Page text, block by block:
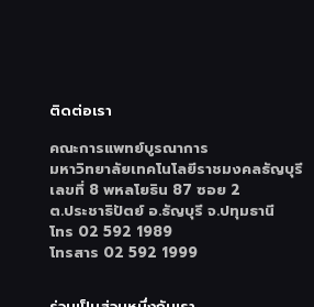
ติดต่อเรา
คณะการแพทย์บูรณาการ
มหาวิทยาลัยเทคโนโลยีราชมงคลธัญบุรี
เลขที่ 8 พหลโยธิน 87 ซอย 2
ต.ประชาธิปัตย์ อ.ธัญบุรี จ.ปทุมธานี
โทร 02 592 1989
โทรสาร 02 592 1999